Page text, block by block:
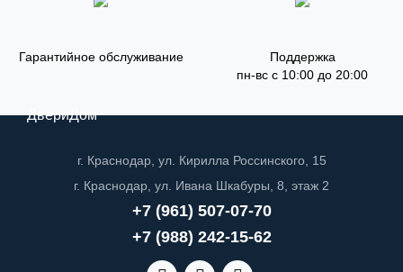
Гарантийное обслуживание
Поддержка
пн-вс с 10:00 до 20:00
ДвериДом
г. Краснодар, ул. Кирилла Россинского, 15
г. Краснодар, ул. Ивана Шкабуры, 8, этаж 2
+7 (961) 507-07-70
+7 (988) 242-15-62